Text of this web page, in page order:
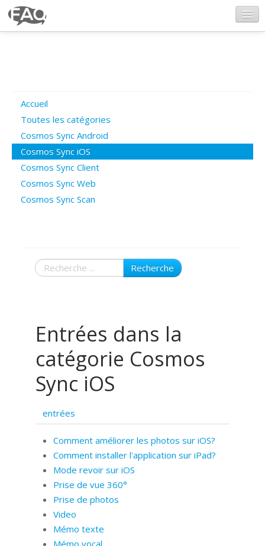
Poser une question
Questions ouvertes
Connexion
Accueil
Toutes les catégories
Cosmos Sync Android
Cosmos Sync iOS
Cosmos Sync Client
Cosmos Sync Web
Cosmos Sync Scan
Recherche
Entrées dans la
catégorie Cosmos
Sync iOS
entrées
Comment améliorer les photos sur iOS?
Comment installer l'application sur iPad?
Mode revoir sur iOS
Prise de vue 360°
Prise de photos
Video
Mémo texte
Mémo vocal